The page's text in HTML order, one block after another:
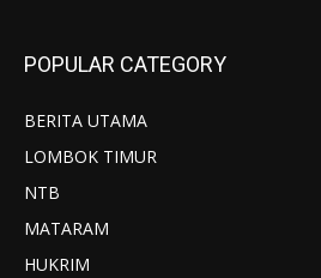
POPULAR CATEGORY
BERITA UTAMA
LOMBOK TIMUR
NTB
MATARAM
HUKRIM